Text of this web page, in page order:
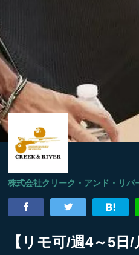
株式会社クリーク・アンド・リバ
【リモ可/週4～5